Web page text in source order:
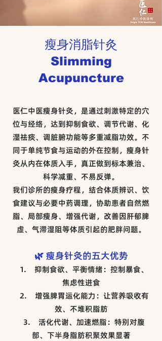
瘦身消脂针灸
​Slimming
Acupuncture
医仁中医瘦身针灸，是通过刺激特定的穴
位与经络，达到抑制食欲、调节代谢、化
湿祛痰、调脏腑功能等多重减脂功效。不
同于单纯节食与运动的外在控制，瘦身针
灸从内在体质入手，真正做到标本兼治、
科学减重、不易反弹。
我们诊所的瘦身疗程，结合体质辨识、饮
食建议与必要中药调理，协助患者自然燃
脂、局部瘦身、增强代谢，改善因肝郁脾
虚、气滞湿阻等体质引起的肥胖问题。
🌿 瘦身针灸的五大优势
1. 抑制食欲、平衡情绪：控制暴食、
焦虑性进食
2. 增强脾胃运化能力：让营养吸收有
效、不堆积脂肪
3. 活化代谢、加速燃脂：特别对腹
部、下半身脂肪积聚效果显著